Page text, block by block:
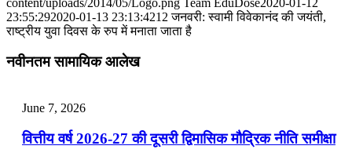
📝 डेली करेंट अफेयर्स: 28-31 जुलाई 2026
July 25, 2026
📝 डेली करेंट अफेयर्स: 22-24 जुलाई 2026
content/uploads/2014/05/Logo.png Team EduDose2020-01-12
23:55:292020-01-13 23:13:4212 जनवरी: स्वामी विवेकानंद की जयंती,
राष्ट्रीय युवा दिवस के रुप में मनाता जाता है
नवीनतम सामायिक आलेख
June 7, 2026
वित्तीय वर्ष 2026-27 की दूसरी द्विमासिक मौद्रिक नीति समीक्षा